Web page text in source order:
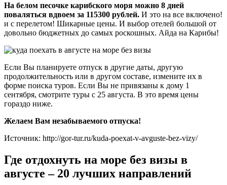
На белом песочке карибского моря можно 8 дней
поваляться вдвоем за 115300 рублей. И это на все включено!
и с перелетом! Шикарные цены. И выбор отелей большой от
довольно бюджетных до самых роскошных. Айда на Карибы!
Если Вы планируете отпуск в другие даты, другую
продолжительность или в другом составе, измените их в
форме поиска туров. Если Вы не привязаны к дому 1
сентября, смотрите туры с 25 августа. В это время цены
гораздо ниже.
Желаем Вам незабываемого отпуска!
Источник: http://gor-tur.ru/kuda-poexat-v-avguste-bez-vizy/
Где отдохнуть на море без визы в
августе – 20 лучших направлений